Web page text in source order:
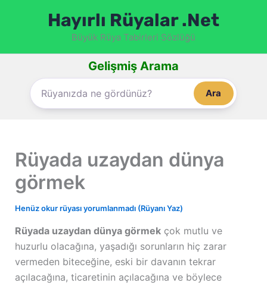
Hayırlı Rüyalar .Net
Büyük Rüya Tabirleri Sözlüğü
Gelişmiş Arama
Ara
Rüyada uzaydan dünya
görmek
Henüz okur rüyası yorumlanmadı (Rüyanı Yaz)
Rüyada uzaydan dünya görmekçok mutlu ve
huzurlu olacağına, yaşadığı sorunların hiç zarar
vermeden biteceğine, eski bir davanın tekrar
açılacağına, ticaretinin açılacağına ve böylece